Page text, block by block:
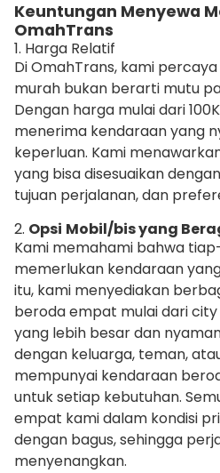
Keuntungan Menyewa
OmahTrans
1. Harga Relatif
Di OmahTrans, kami
murah bukan berarti mutu
Dengan harga mulai dari
menerima kendaraan yang
keperluan. Kami
yang bisa disesuaikan
tujuan perjalanan, dan
2. Opsi Mobil/bis yang
Kami memahami bahwa
memerlukan kendaraan
itu, kami menyediakan
beroda empat mulai dari city
yang lebih besar dan
dengan keluarga, teman,
mempunyai kendaraan
untuk setiap kebutuhan.
empat kami dalam kondisi
dengan bagus, sehingga
menyenangkan.